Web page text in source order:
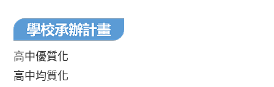
高中優質化
高中均質化